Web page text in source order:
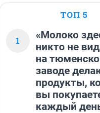
ТОП 5
1
«Молоко
никто не
на
заводе
продукты,
вы
каждый